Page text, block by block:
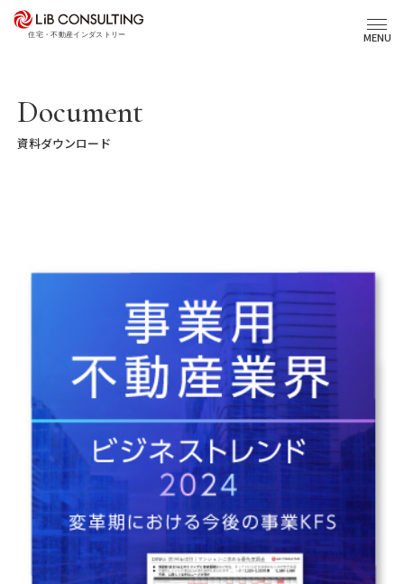
MENU
プロジェクト事例
エキスパート
03-6281-9596
資料請求 最新セミナー
お問い合わせ
Document
資料ダウンロード